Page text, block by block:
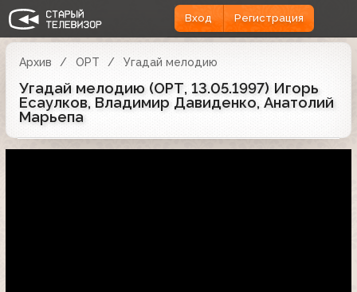
Вход Регистрация
Архив ОРТ Угадай мелодию
Угадай мелодию (ОРТ, 13.05.1997) Игорь
Есаулков, Владимир Давиденко, Анатолий
Марьепа